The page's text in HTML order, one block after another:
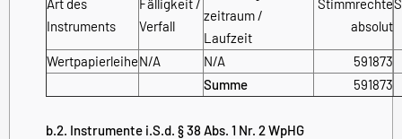
Instruments
Verfall
zeitraum /
Laufzeit
absolut
WertpapierleiheN/A N/A
591873
Summe
591873
b.2. Instrumente i.S.d. § 38 Abs. 1 Nr. 2 WpHG